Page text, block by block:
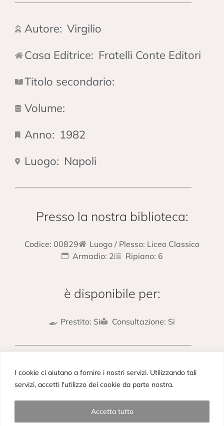
I cookie ci aiutano a fornire i nostri servizi. Utilizzando tali
servizi, accetti l'utilizzo dei cookie da parte nostra.
Accetta tutto
Autore: Virgilio
Casa Editrice: Fratelli Conte Editori
Titolo secondario:
Volume:
Anno: 1982
Luogo: Napoli
Presso la nostra biblioteca:
Codice: 00829
Luogo / Plesso: Liceo Classico
Armadio: 2
Ripiano: 6
è disponibile per:
Prestito: Si Consultazione: Si
Virgilio – Tutte le opere Eneide – Libro II